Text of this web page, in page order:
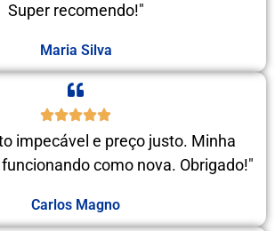
Super recomendo!"
Maria Silva
impecável e preço justo. Minha
como nova. Obrigado!"
Carlos Magno